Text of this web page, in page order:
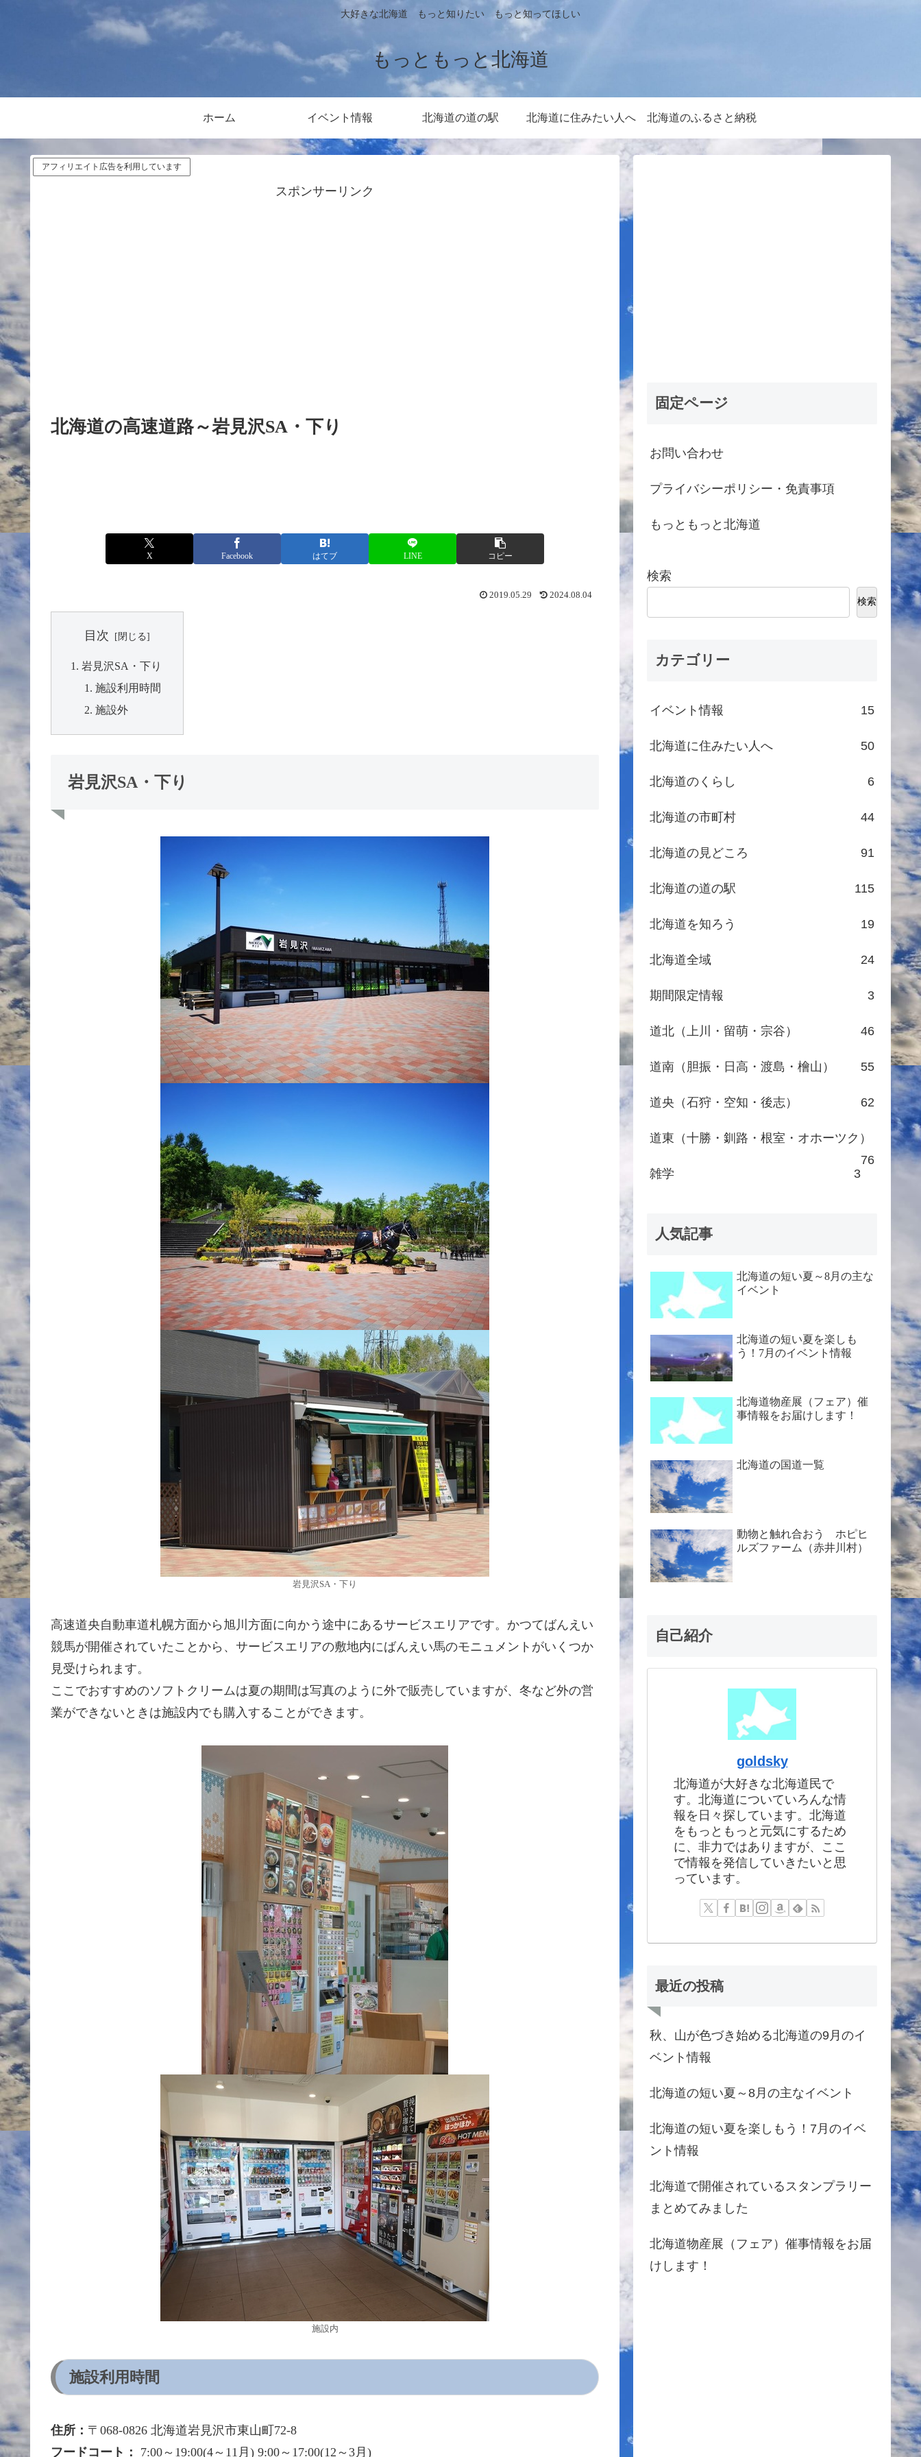
大好きな北海道 もっと知りたい もっと知ってほしい
もっともっと北海道
ホーム イベント情報 北海道の道の駅 北海道に住みたい人へ 北海道のふるさと納税
アフィリエイト広告を利用しています
スポンサーリンク
北海道の高速道路～岩見沢SA・下り
X Facebook はてブ LINE コピー
2019.05.29 2024.08.04
目次
岩見沢SA・下り
施設利用時間
施設外
岩見沢SA・下り
岩見沢SA・下り
高速道央自動車道札幌方面から旭川方面に向かう途中にあるサービスエリアです。かつてばんえい
競馬が開催されていたことから、サービスエリアの敷地内にばんえい馬のモニュメントがいくつか
見受けられます。
ここでおすすめのソフトクリームは夏の期間は写真のように外で販売していますが、冬など外の営
業ができないときは施設内でも購入することができます。
施設内
施設利用時間
住所： 〒068-0826 北海道岩見沢市東山町72-8
フードコート：
7:00～19:00(4～11月) 9:00～17:00(12～3月)
固定ページ
お問い合わせ
プライバシーポリシー・免責事項
もっともっと北海道
検索
検索
カテゴリー
イベント情報 15
北海道に住みたい人へ 50
北海道のくらし 6
北海道の市町村 44
北海道の見どころ 91
北海道の道の駅 115
北海道を知ろう 19
北海道全域 24
期間限定情報 3
道北（上川・留萌・宗谷） 46
道南（胆振・日高・渡島・檜山） 55
道央（石狩・空知・後志） 62
道東（十勝・釧路・根室・オホーツク）
76
雑学
3
人気記事
北海道の短い夏～8月の主な
イベント
北海道の短い夏を楽しも
う！7月のイベント情報
北海道物産展（フェア）催
事情報をお届けします！
北海道の国道一覧
動物と触れ合おう ホピヒ
ルズファーム（赤井川村）
自己紹介
goldsky
北海道が大好きな北海道民で
す。北海道についていろんな情
報を日々探しています。北海道
をもっともっと元気にするため
に、非力ではありますが、ここ
で情報を発信していきたいと思
っています。
最近の投稿
秋、山が色づき始める北海道の9月のイ
ベント情報
北海道の短い夏～8月の主なイベント
北海道の短い夏を楽しもう！7月のイベ
ント情報
北海道で開催されているスタンプラリー
まとめてみました
北海道物産展（フェア）催事情報をお届
けします！